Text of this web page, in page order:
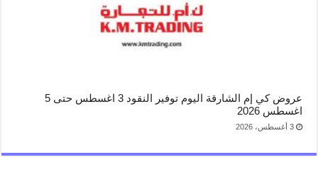
عروض كي إم الشارقة اليوم توفير النقود 3 اغسطس حتى 5
اغسطس 2026
3 أغسطس، 2026